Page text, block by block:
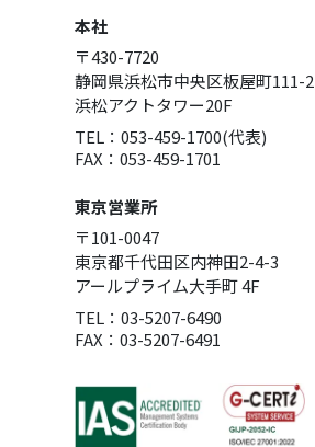
本社
〒430-7720
静岡県浜松市中央区板屋町111-2
浜松アクトタワー20F
TEL：053-459-1700(代表)
FAX：053-459-1701
東京営業所
〒101-0047
東京都千代田区内神田2-4-3
アールプライム大手町 4F
TEL：03-5207-6490
FAX：03-5207-6491